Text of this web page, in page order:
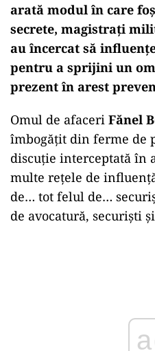
arată modul în care
secrete, magistrați
au încercat să
pentru a sprijini un
prezent în arest
Omul de afaceri Fănel
îmbogățit din ferme de
discuție interceptată în
multe rețele de
de… tot felul de…
de avocatură, securiști